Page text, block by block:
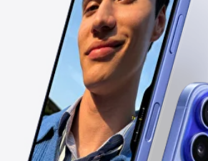
камерой.
Touch. Zoom. Click. Quick.